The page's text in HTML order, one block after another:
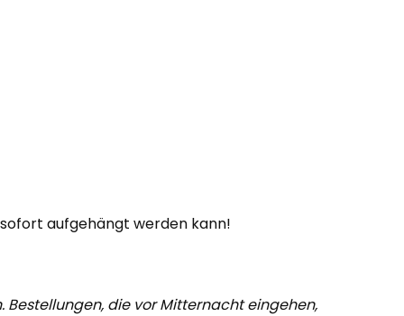
aufgehängt werden kann!
die vor Mitternacht eingehen,